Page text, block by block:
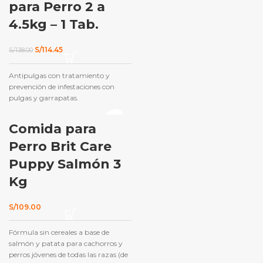
para Perro 2 a
4.5kg – 1 Tab.
S/138.00 El
original
era:
S/138.00.
S/114.45El
actual
es:
S/114.45.
Antipulgas con tratamiento y
prevención de infestaciones con
pulgas y garrapatas.
Comida para
Perro Brit Care
Puppy Salmón 3
Kg
S/109.00
Fórmula sin cereales a base de
salmón y patata para cachorros y
perros jóvenes de todas las razas (de